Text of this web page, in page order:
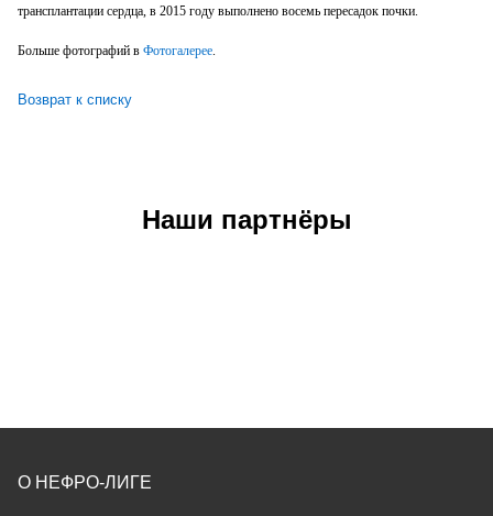
трансплантации сердца, в 2015 году выполнено восемь пересадок почки.
Больше фотографий в Фотогалерее
Возврат к списку
Наши партнёры
О НЕФРО-ЛИГЕ